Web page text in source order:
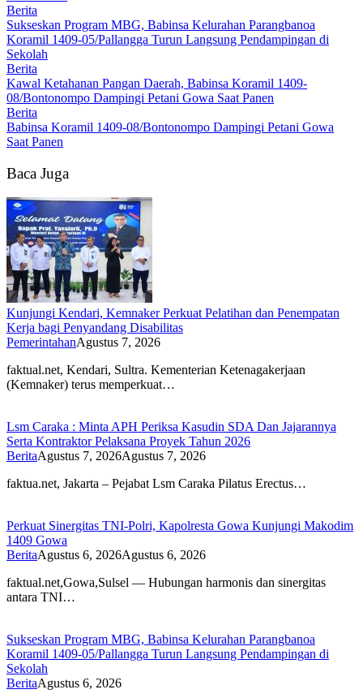
Berita
Sukseskan Program MBG, Babinsa Kelurahan Parangbanoa
Koramil 1409-05/Pallangga Turun Langsung Pendampingan di
Sekolah
Berita
Kawal Ketahanan Pangan Daerah, Babinsa Koramil 1409-
08/Bontonompo Dampingi Petani Gowa Saat Panen
Berita
Babinsa Koramil 1409-08/Bontonompo Dampingi Petani Gowa
Saat Panen
Baca Juga
Kunjungi Kendari, Kemnaker Perkuat Pelatihan dan Penempatan
Kerja bagi Penyandang Disabilitas
PemerintahanAgustus 7, 2026
faktual.net, Kendari, Sultra. Kementerian Ketenagakerjaan
(Kemnaker) terus memperkuat…
Lsm Caraka : Minta APH Periksa Kasudin SDA Dan Jajarannya
Serta Kontraktor Pelaksana Proyek Tahun 2026
BeritaAgustus 7, 2026Agustus 7, 2026
faktua.net, Jakarta – Pejabat Lsm Caraka Pilatus Erectus…
Perkuat Sinergitas TNI-Polri, Kapolresta Gowa Kunjungi Makodim
1409 Gowa
BeritaAgustus 6, 2026Agustus 6, 2026
faktual.net,Gowa,Sulsel — Hubungan harmonis dan sinergitas
antara TNI…
Sukseskan Program MBG, Babinsa Kelurahan Parangbanoa
Koramil 1409-05/Pallangga Turun Langsung Pendampingan di
Sekolah
BeritaAgustus 6, 2026